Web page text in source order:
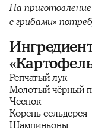
На
с грибами»
Репчатый лук
Молотый чёрный
Чеснок
Корень сельдерея
Шампиньоны